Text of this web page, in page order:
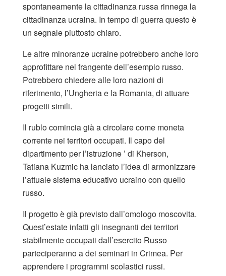
spontaneamente la cittadinanza russa rinnega la
cittadinanza ucraina. In tempo di guerra questo è
un segnale piuttosto chiaro.
Le altre minoranze ucraine potrebbero anche loro
approfittare nel frangente dell’esempio russo.
Potrebbero chiedere alle loro nazioni di
riferimento, l’Ungheria e la Romania, di attuare
progetti simili.
Il rublo comincia già a circolare come moneta
corrente nei territori occupati. Il capo del
dipartimento per l’istruzione ’ di Kherson,
Tatiana Kuzmic ha lanciato l’idea di armonizzare
l’attuale sistema educativo ucraino con quello
russo.
Il progetto è già previsto dall’omologo moscovita.
Quest’estate infatti gli insegnanti dei territori
stabilmente occupati dall’esercito Russo
parteciperanno a dei seminari in Crimea. Per
apprendere i programmi scolastici russi.